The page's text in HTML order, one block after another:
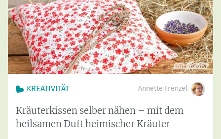
KREATIVITÄT Annette Frenzel
Kräuterkissen selber nähen – mit dem
heilsamen Duft heimischer Kräuter